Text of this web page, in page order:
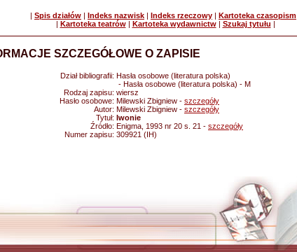
| Spis działów | Indeks nazwisk | Indeks rzeczowy | Kartoteka czasopism
| Kartoteka teatrów| Kartoteka wydawnictw| Szukaj tytułu |
SZCZEGÓŁOWE O ZAPISIE
Dział bibliografii: Hasła osobowe (literatura polska)
- Hasła osobowe (literatura polska) - M
Rodzaj zapisu: wiersz
Hasło osobowe: Milewski Zbigniew - szczegóły
Autor: Milewski Zbigniew - szczegóły
Tytuł: Iwonie
Źródło: Enigma, 1993 nr 20 s. 21 - szczegóły
Numer zapisu: 309921 (IH)